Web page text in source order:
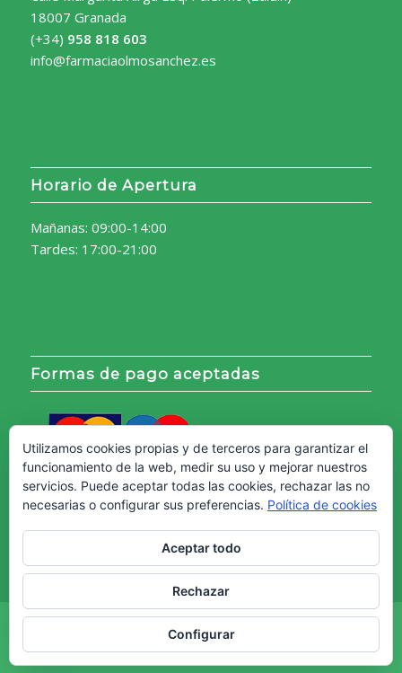
18007 Granada
(+34) 958 818 603
info@farmaciaolmosanchez.es
Horario de Apertura
Mañanas: 09:00-14:00
Tardes: 17:00-21:00
Formas de pago aceptadas
Copyright © - Web creada por Diseño Web Granada.
Términos y Condiciones
Utilizamos cookies propias y de terceros para garantizar el
funcionamiento de la web, medir su uso y mejorar nuestros
servicios. Puede aceptar todas las cookies, rechazar las no
necesarias o configurar sus preferencias. Política de cookies
Aceptar todo
Rechazar
Configurar